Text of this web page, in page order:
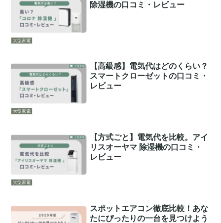
大型家電
除湿機の口コミ・レビュー
大型家電
【高級感】電気代はどのくらい？
スマートクローゼットの口コミ・
レビュー
大型家電
【方式ごと】電気代を比較。アイ
リスオーヤマ 除湿機の口コミ・
レビュー
スポットエアコン徹底比較！あな
たにぴったりの一台を見つけよう